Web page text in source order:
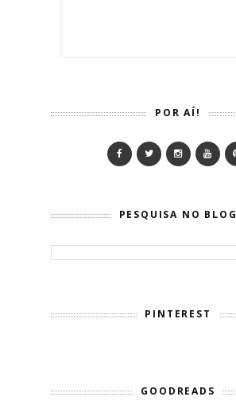
POR AÍ!
PESQUISA NO BLOG
PINTEREST
GOODREADS